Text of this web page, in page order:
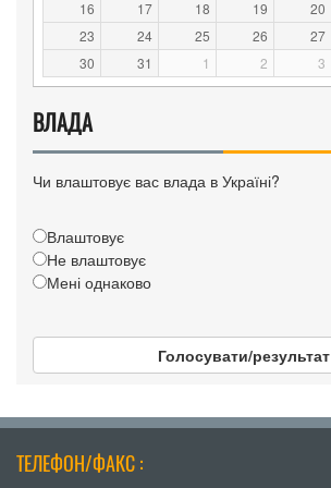
16 17 18 19 20
23
24 25 26 27
30
31 1 2 3
ВЛАДА
Чи влаштовує вас влада в Україні?
Влаштовує
Не влаштовує
Мені однаково
Голосувати/результат
ТЕЛЕФОН/ФАКС :